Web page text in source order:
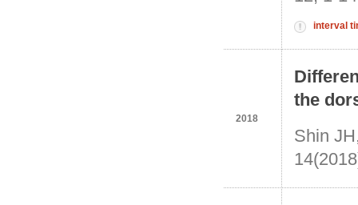
interval
2018
the
Shin